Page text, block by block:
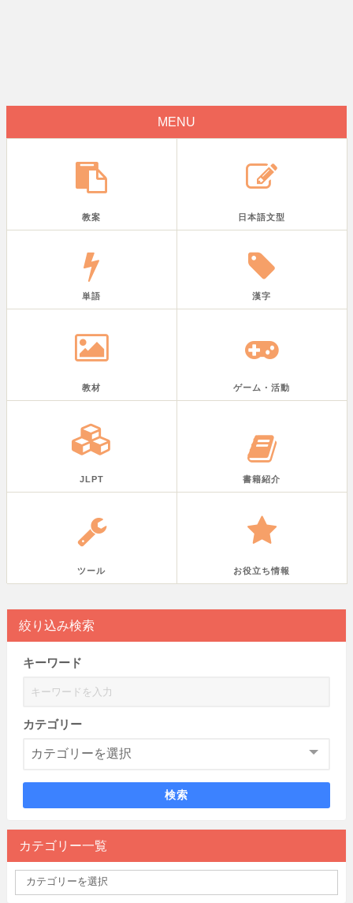
MENU
教案 日本語文型
単語 漢字
教材 ゲーム・活動
JLPT 書籍紹介
ツール お役立ち情報
絞り込み検索
キーワード
カテゴリー
検索
カテゴリー一覧